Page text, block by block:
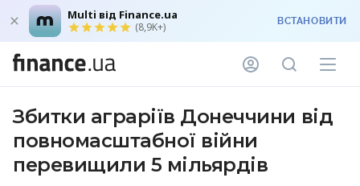
Multi від Finance.ua
(8,9K+) ВСТАНОВИТИ
Збитки аграріїв Донеччини від
повномасштабної війни
перевищили 5 мільярдів